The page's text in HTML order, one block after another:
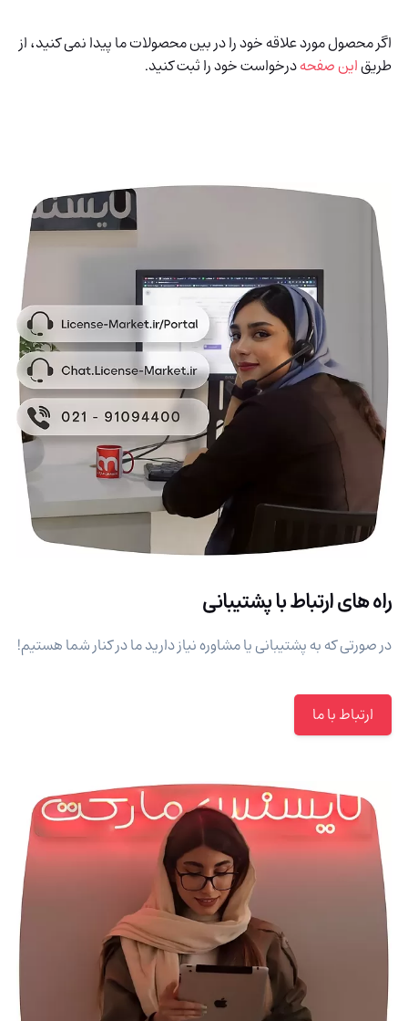
اگر محصول مورد علاقه خود را در بین محصولات ما پیدا نمی کنید، از
طریقاین صفحهدرخواست خود را ثبت کنید.
راه های ارتباط با پشتیبانی
در صورتی که به پشتیبانی یا مشاوره نیاز دارید ما در کنار شما هستیم!
ارتباط با ما